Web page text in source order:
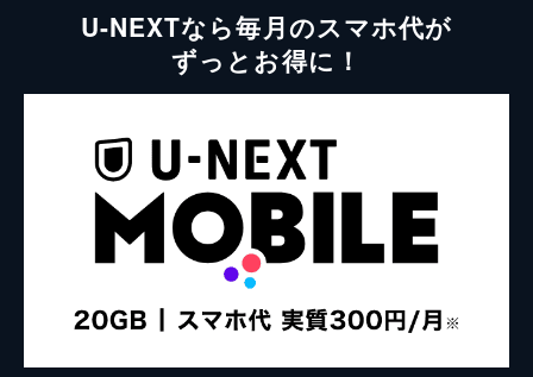
U-NEXTなら毎月のスマホ代が
ずっとお得に！